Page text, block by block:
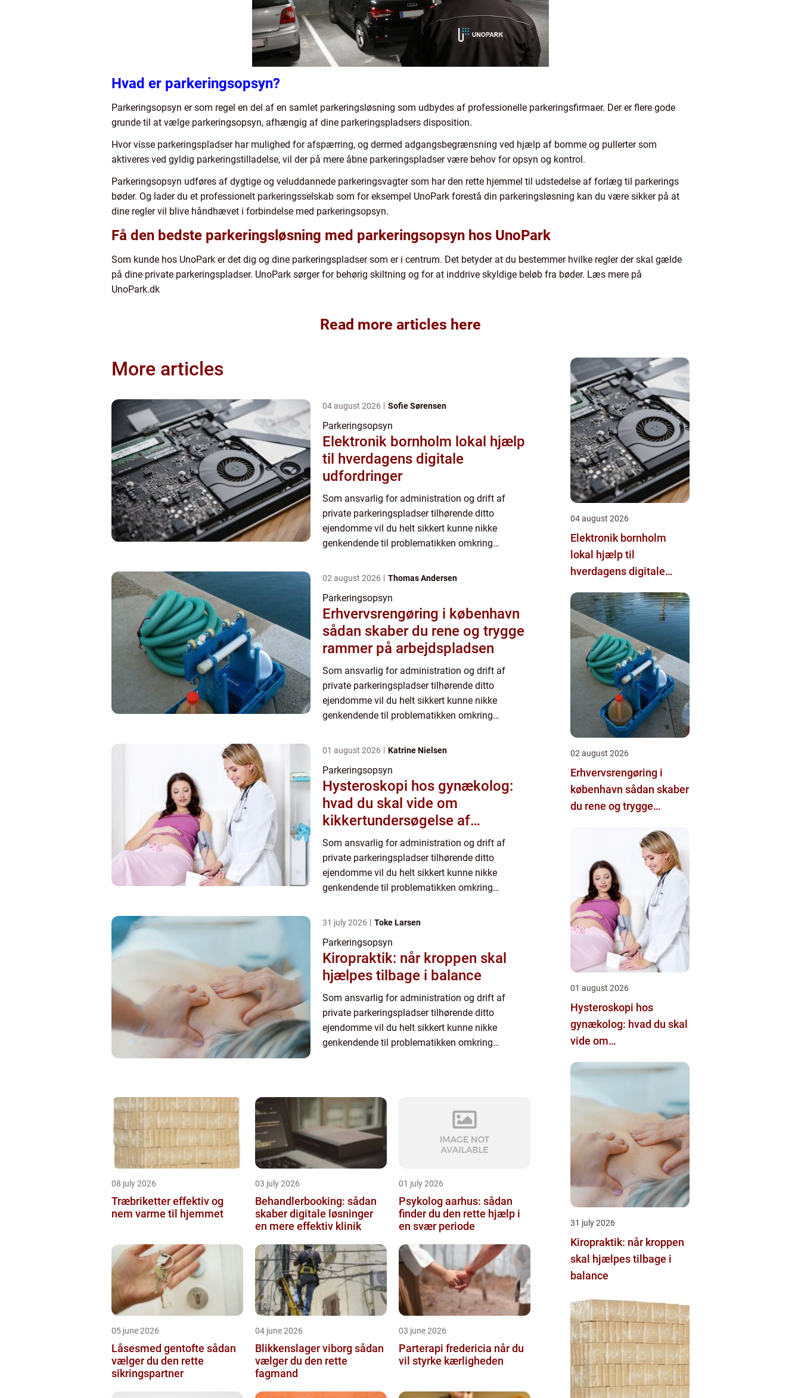
Hvad er parkeringsopsyn?
Parkeringsopsyn er som regel en del af en samlet parkeringsløsning som udbydes af professionelle parkeringsfirmaer. Der er flere gode
grunde til at vælge parkeringsopsyn, afhængig af dine parkeringspladsers disposition.
Hvor visse parkeringspladser har mulighed for afspærring, og dermed adgangsbegrænsning ved hjælp af bomme og pullerter som
aktiveres ved gyldig parkeringstilladelse, vil der på mere åbne parkeringspladser være behov for opsyn og kontrol.
Parkeringsopsyn udføres af dygtige og veluddannede parkeringsvagter som har den rette hjemmel til udstedelse af forlæg til parkerings
bøder. Og lader du et professionelt parkeringsselskab som for eksempel UnoPark forestå din parkeringsløsning kan du være sikker på at
dine regler vil blive håndhævet i forbindelse med parkeringsopsyn.
Få den bedste parkeringsløsning med parkeringsopsyn hos UnoPark
Som kunde hos UnoPark er det dig og dine parkeringspladser som er i centrum. Det betyder at du bestemmer hvilke regler der skal gælde
på dine private parkeringspladser. UnoPark sørger for behørig skiltning og for at inddrive skyldige beløb fra bøder. Læs mere på
UnoPark.dk
Read more articles here
More articles
04 august 2026 Sofie Sørensen
Parkeringsopsyn
Elektronik bornholm lokal hjælp
til hverdagens digitale
udfordringer
Som ansvarlig for administration og drift af
private parkeringspladser tilhørende ditto
ejendomme vil du helt sikkert kunne nikke
genkendende til problematikken omkring
– og dermed de de...
02 august 2026 Thomas Andersen
Parkeringsopsyn
Erhvervsrengøring i københavn
sådan skaber du rene og trygge
rammer på arbejdspladsen
Som ansvarlig for administration og drift af
private parkeringspladser tilhørende ditto
ejendomme vil du helt sikkert kunne nikke
genkendende til problematikken omkring
– og dermed de de...
01 august 2026 Katrine Nielsen
Parkeringsopsyn
Hysteroskopi hos gynækolog:
hvad du skal vide om
kikkertundersøgelse af
livmoderen
Som ansvarlig for administration og drift af
private parkeringspladser tilhørende ditto
ejendomme vil du helt sikkert kunne nikke
genkendende til problematikken omkring
– og dermed de de...
31 july 2026 Toke Larsen
Parkeringsopsyn
Kiropraktik: når kroppen skal
hjælpes tilbage i balance
Som ansvarlig for administration og drift af
private parkeringspladser tilhørende ditto
ejendomme vil du helt sikkert kunne nikke
genkendende til problematikken omkring
08 july 2026
Træbriketter effektiv og
nem varme til hjemmet
03 july 2026
Behandlerbooking: sådan
skaber digitale løsninger
en mere effektiv klinik
01 july 2026
Psykolog aarhus: sådan
finder du den rette hjælp i
en svær periode
05 june 2026
Låsesmed gentofte sådan
vælger du den rette
sikringspartner
04 june 2026
Blikkenslager viborg sådan
vælger du den rette
fagmand
03 june 2026
Parterapi fredericia når du
vil styrke kærligheden
04 august 2026
Elektronik bornholm
lokal hjælp til
hverdagens digitale
02 august 2026
Erhvervsrengøring i
københavn sådan skaber
du rene og trygge
arbejdspladsen
01 august 2026
Hysteroskopi hos
gynækolog: hvad du skal
vide om
livmoderen
31 july 2026
Kiropraktik: når kroppen
skal hjælpes tilbage i
balance